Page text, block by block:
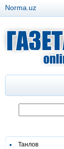
Norma.uz
Танлов